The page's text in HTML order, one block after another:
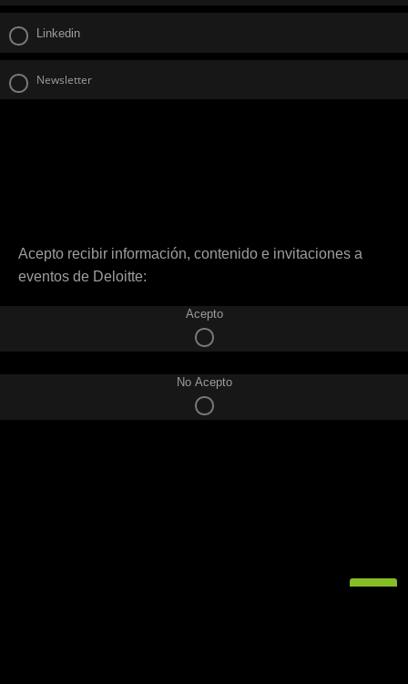
Linkedin
Newsletter
Acepto recibir información, contenido e invitaciones a
eventos de Deloitte:
Acepto
No Acepto